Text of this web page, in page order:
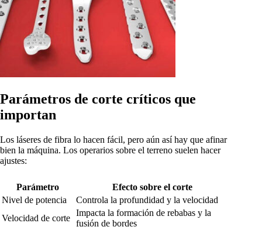
Parámetros de corte críticos que
importan
Los láseres de fibra lo hacen fácil, pero aún así hay que afinar
bien la máquina. Los operarios sobre el terreno suelen hacer
ajustes:
Parámetro
Efecto sobre el corte
Nivel de potencia
Controla la profundidad y la velocidad
Velocidad de corte
Impacta la formación de rebabas y la
fusión de bordes